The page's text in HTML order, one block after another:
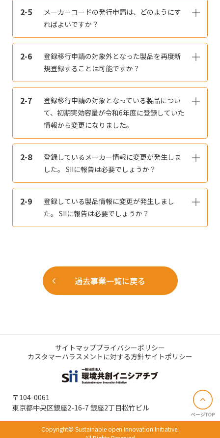
2-5
メーカーコードの発行申請は、どのようにす
ればよいですか？
2-6
登録移行申請の対象外となった製品を再度新
規登録することは可能ですか？
2-7
登録移行申請の対象となっている製品につい
て、初期実効容量が令和6年度に登録していた
情報から変更になりました。
2-8
登録しているメーカー情報に変更が発生しま
した。 SIIに報告は必要でしょうか？
2-9
登録している製品情報に変更が発生しまし
た。 SIIに報告は必要でしょうか？
過去事業一覧に戻る
〒104-0061
東京都中央区銀座2-16-7 銀座2丁目松竹ビル
サイトマッププライバシーポリシー
カスタマーハラスメントに対する方針サイトポリシー
Copyright© Sustainable open Innovation Initiative.